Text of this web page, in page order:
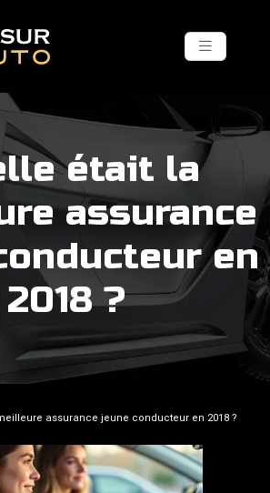
était la
assurance
en
2018 ?
assurance jeune conducteur en 2018 ?